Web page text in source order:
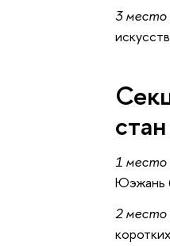
3 место
1 место
Юэжань
2 место